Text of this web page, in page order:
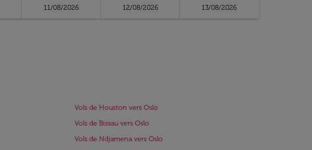
11/08/2026 12/08/2026 13/08/2026
Vols de Houston vers Oslo
Vols de Bissau vers Oslo
Vols de Ndjamena vers Oslo